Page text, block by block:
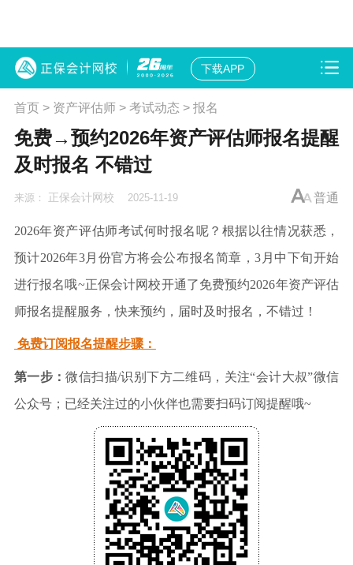
下载APP
首页> 资产评估师> 考试动态 > 报名
免费→预约2026年资产评估师报名提醒
及时报名 不错过
来源： 正保会计网校 2025-11-19 普通
2026年资产评估师考试何时报名呢？根据以往情况获悉，
预计2026年3月份官方将会公布报名简章，3月中下旬开始
进行报名哦~正保会计网校开通了免费预约2026年资产评估
师报名提醒服务，快来预约，届时及时报名，不错过 ！
免费订阅报名提醒步骤：
第一步：微信扫描/识别下方二维码，关注“会计大叔”微信
公众号；已经关注过的小伙伴也需要扫码订阅提醒哦~